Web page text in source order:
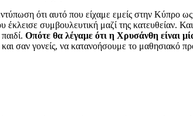
ότι αυτό που είχαμε εμείς στην Κύπρο
συμβουλευτική μαζί της κατευθείαν.
Οπότε θα λέγαμε ότι η Χρυσάνθη είναι
σαν γονείς, να κατανοήσουμε το μαθησιακό